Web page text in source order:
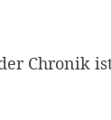
Chronik